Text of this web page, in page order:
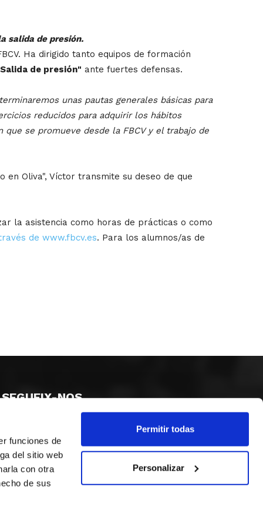
funciones de
del sitio web
con otra
de sus
Permitir todas
Personalizar
salida de presión.
Ha dirigido tanto equipos de formación
de presión" ante fuertes defensas.
unas pautas generales básicas para
reducidos para adquirir los hábitos
se promueve desde la FBCV y el trabajo de
Oliva", Víctor transmite su deseo de que
la asistencia como horas de prácticas o como
de www.fbcv.es. Para los alumnos/as de
SEGUEIX-NOS